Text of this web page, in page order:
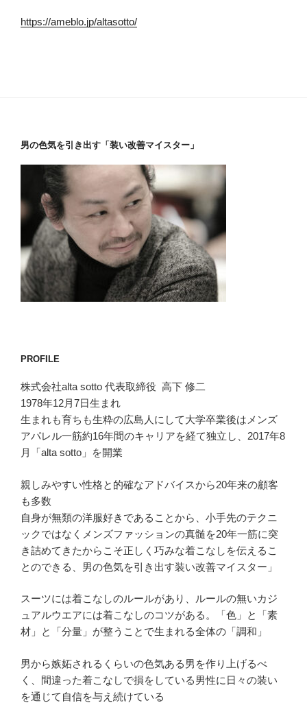
https://ameblo.jp/altasotto/
男の色気を引き出す「装い改善マイスター」
PROFILE
株式会社alta sotto 代表取締役 高下 修二
1978年12月7日生まれ
生まれも育ちも生粋の広島人にして大学卒業後はメンズ
アパレル一筋約16年間のキャリアを経て独立し、2017年8
月「alta sotto」を開業
親しみやすい性格と的確なアドバイスから20年来の顧客
も多数
自身が無類の洋服好きであることから、小手先のテクニ
ックではなくメンズファッションの真髄を20年一筋に突
き詰めてきたからこそ正しく巧みな着こなしを伝えるこ
とのできる、男の色気を引き出す装い改善マイスター」
スーツには着こなしのルールがあり、ルールの無いカジ
ュアルウエアには着こなしのコツがある。「色」と「素
材」と「分量」が整うことで生まれる全体の「調和」
男から嫉妬されるくらいの色気ある男を作り上げるべ
く、間違った着こなしで損をしている男性に日々の装い
を通じて自信を与え続けている